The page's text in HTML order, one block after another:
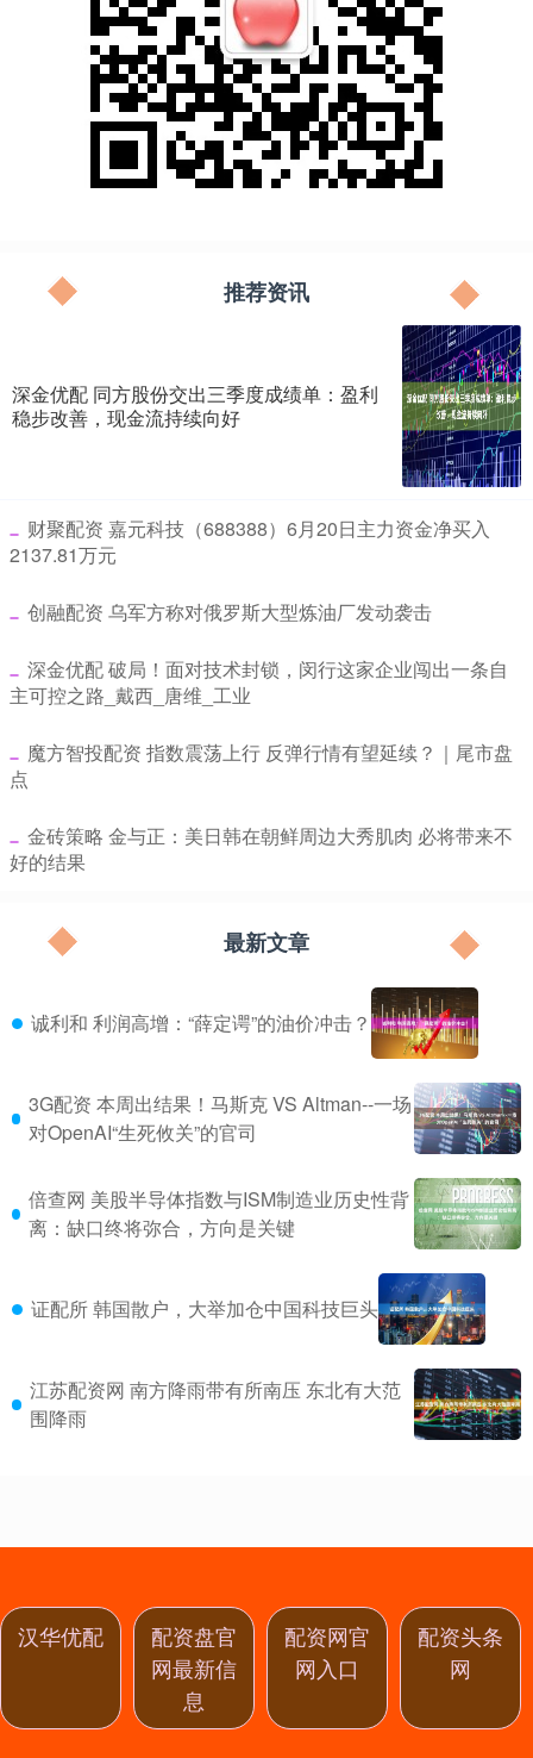
推荐资讯
深金优配 同方股份交出三季度成绩单：盈利
稳步改善，现金流持续向好
​财聚配资 嘉元科技（688388）6月20日主力资金净买入
2137.81万元
​创融配资 乌军方称对俄罗斯大型炼油厂发动袭击
​深金优配 破局！面对技术封锁，闵行这家企业闯出一条自
主可控之路_戴西_唐维_工业
​魔方智投配资 指数震荡上行 反弹行情有望延续？｜尾市盘
点
​金砖策略 金与正：美日韩在朝鲜周边大秀肌肉 必将带来不
好的结果
最新文章
诚利和 利润高增：“薛定谔”的油价冲击？
3G配资 本周出结果！马斯克 VS Altman--一场
对OpenAI“生死攸关”的官司
倍查网 美股半导体指数与ISM制造业历史性背
离：缺口终将弥合，方向是关键
证配所 韩国散户，大举加仓中国科技巨头
江苏配资网 南方降雨带有所南压 东北有大范
围降雨
汉华优配
配资盘官
网最新信
息
配资网官
网入口
配资头条
网